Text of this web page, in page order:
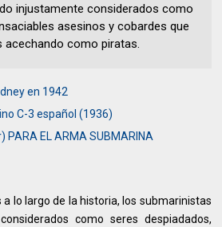
injustamente considerados como
asesinos y cobardes que
acechando como piratas.
en 1942
C-3 español (1936)
PARA EL ARMA SUBMARINA
a lo largo de la historia, los submarinistas
como seres despiadados,